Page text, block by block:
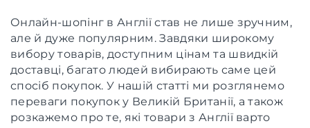
Онлайн-шопінг в Англії став не лише зручним,
але й дуже популярним. Завдяки широкому
вибору товарів, доступним цінам та швидкій
доставці, багато людей вибирають саме цей
спосіб покупок. У нашій статті ми розглянемо
переваги покупок у Великій Британії, а також
розкажемо про те, які товари з Англії варто